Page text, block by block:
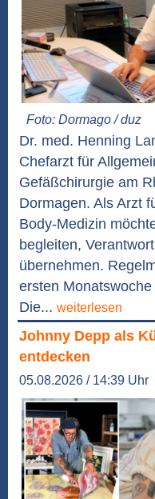
Foto: Dormago / duz
Dr. med. Henning
Chefarzt für
Gefäßchirurgie am
Dormagen. Als Arzt
Body-Medizin
begleiten,
übernehmen.
ersten
Die... weiterlesen
Johnny Depp als
entdecken
05.08.2026 / 14:39 Uhr